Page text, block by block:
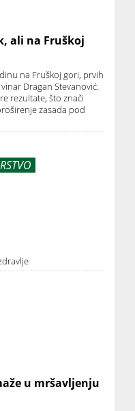
ali na Fruškoj
na Fruškoj gori, prvih
Dragan Stevanović.
rezultate, što znači
zasada pod
u mršavljenju